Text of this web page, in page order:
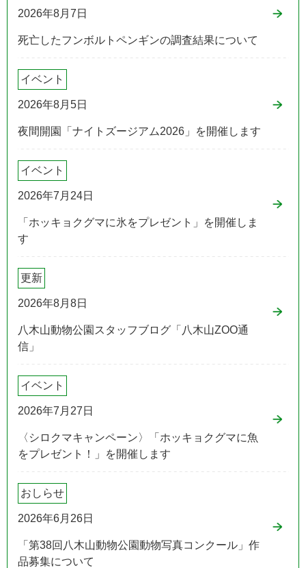
2026年8月7日
死亡したフンボルトペンギンの調査結果について
イベント
2026年8月5日
夜間開園「ナイトズージアム2026」を開催します
イベント
2026年7月24日
「ホッキョクグマに氷をプレゼント」を開催しま
す
更新
2026年8月8日
八木山動物公園スタッフブログ「八木山ZOO通
信」
イベント
2026年7月27日
〈シロクマキャンペーン〉「ホッキョクグマに魚
をプレゼント！」を開催します
おしらせ
2026年6月26日
「第38回八木山動物公園動物写真コンクール」作
品募集について